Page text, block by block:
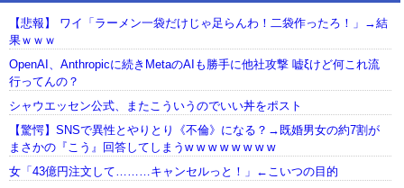
【悲報】 ワイ「ラーメン一袋だけじゃ足らんわ！二袋作ったろ！」→結
果ｗｗｗ
OpenAI、Anthropicに続きMetaのAIも勝手に他社攻撃 嘘ξけど何これ流
行ってんの？
シャウエッセン公式、またこういうのでいい丼をポスト
【驚愕】SNSで異性とやりとり《不倫》になる？→既婚男女の約7割が
まさかの『こう』回答してしまうw w w w w w w w
女「43億円注文して………キャンセルっと！」←こいつの目的